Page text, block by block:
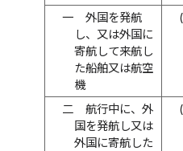
一
外国を発航
し、又は外国に
寄航して来航し
た船舶又は航空
機
二
航行中に、外
国を発航し又は
外国に寄航した